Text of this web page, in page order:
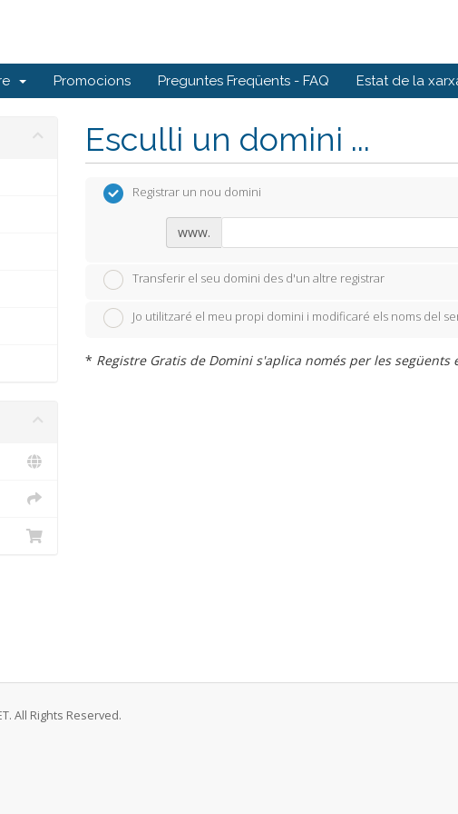
Promocions Preguntes Freqüents - FAQ Estat de la
Esculli un domini ...
Registrar un nou domini
www.
Transferir el seu domini des d'un altre registrar
Jo utilitzaré el meu propi domini i modificaré els noms del
* Registre Gratis de Domini s'aplica només per les
All Rights Reserved.